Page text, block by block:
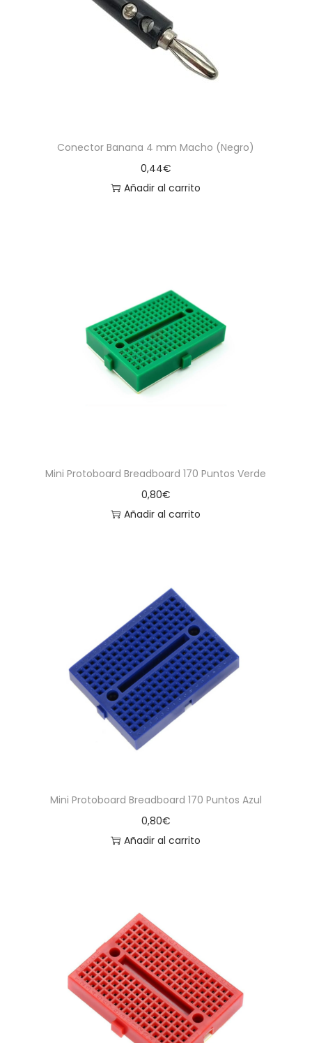
Conector Banana 4 mm Macho (Negro)
0,44€
Añadir al carrito
Mini Protoboard Breadboard 170 Puntos Verde
0,80€
Añadir al carrito
Mini Protoboard Breadboard 170 Puntos Azul
0,80€
Añadir al carrito